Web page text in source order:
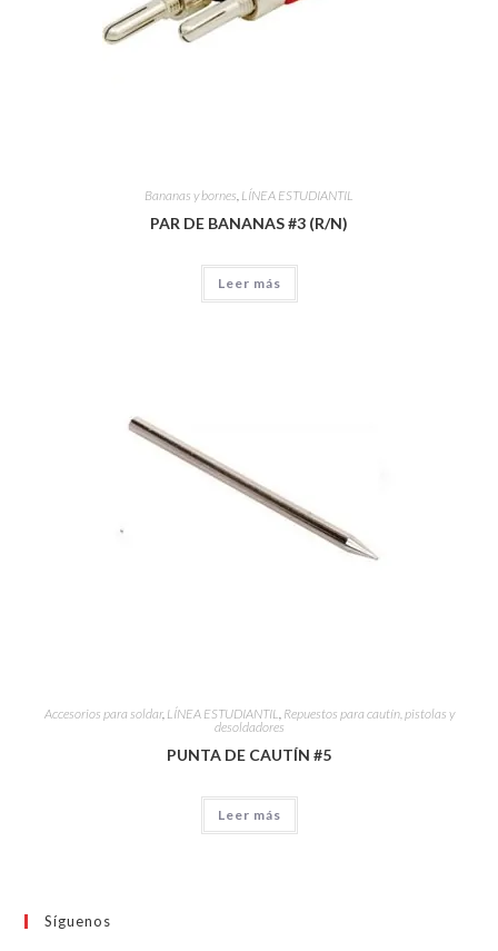
Bananas y bornes, LÍNEA ESTUDIANTIL
PAR DE BANANAS #3 (R/N)
Leer más
Accesorios para soldar, LÍNEA ESTUDIANTIL Repuestos para cautín, pistolas y
desoldadores
PUNTA DE CAUTÍN #5
Leer más
Síguenos